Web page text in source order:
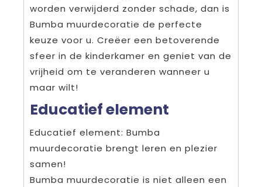
worden verwijderd zonder schade, dan is
Bumba muurdecoratie de perfecte
keuze voor u. Creëer een betoverende
sfeer in de kinderkamer en geniet van de
vrijheid om te veranderen wanneer u
maar wilt!
Educatief element
Educatief element: Bumba
muurdecoratie brengt leren en plezier
samen!
Bumba muurdecoratie is niet alleen een